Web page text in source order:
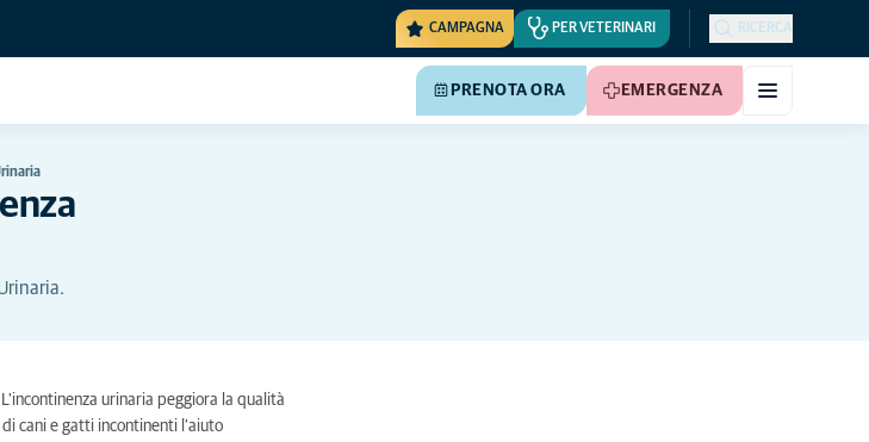
CAMPAGNA PER VETERINARI RICERCA
PRENOTA ORA EMERGENZA
urinaria peggiora la qualità
cani e gatti incontinenti l'aiuto